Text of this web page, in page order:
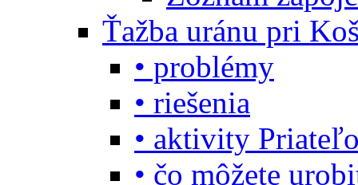
Ťažba uránu pri
• problémy
• riešenia
• aktivity
• čo môžete